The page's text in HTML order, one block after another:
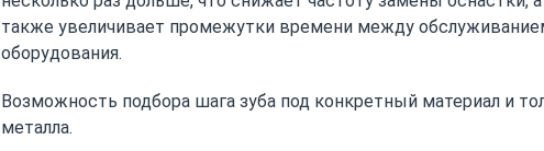
также увеличивает промежутки времени между
оборудования.
Возможность подбора шага зуба под конкретный материал и
металла.